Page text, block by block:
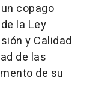
copago
la Ley
y Calidad
de las
de su